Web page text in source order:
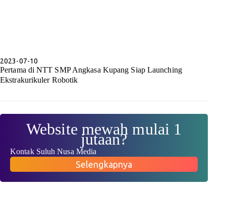
2023-07-10
Pertama di NTT SMP Angkasa Kupang Siap Launching
Ekstrakurikuler Robotik
Website mewah mulai 1
jutaan?
Kontak Suluh Nusa Media
Selengkapnya